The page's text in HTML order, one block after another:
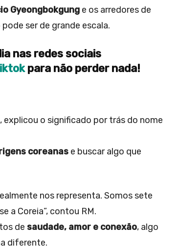
Gyeongbokgung e os arredores de
ser de grande escala.
nas redes sociais
para não perder nada!
explicou o significado por trás do nome
coreanas e buscar algo que
nos representa. Somos sete
a Coreia”, contou RM.
de saudade, amor e conexão, algo
diferente.